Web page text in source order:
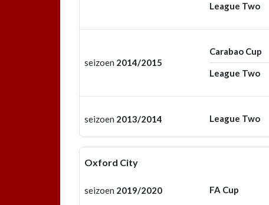
League Two
seizoen 2014/2015
Carabao Cup
League Two
seizoen 2013/2014 League Two
Oxford City
seizoen 2019/2020 FA Cup